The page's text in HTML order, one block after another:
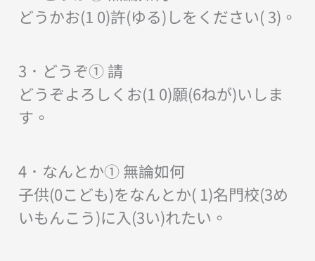
どうかお(1 0)許(ゆる)しをください( 3)。
3．どうぞ① 請
どうぞよろしくお(1 0)願(6ねが)いしま
す。
4．なんとか① 無論如何
子供(0こども)をなんとか( 1)名門校(3め
いもんこう)に入(3い)れたい。